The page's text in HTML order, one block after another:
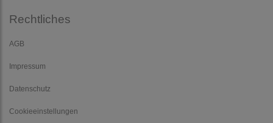
Rechtliches
AGB
Impressum
Datenschutz
Cookieeinstellungen